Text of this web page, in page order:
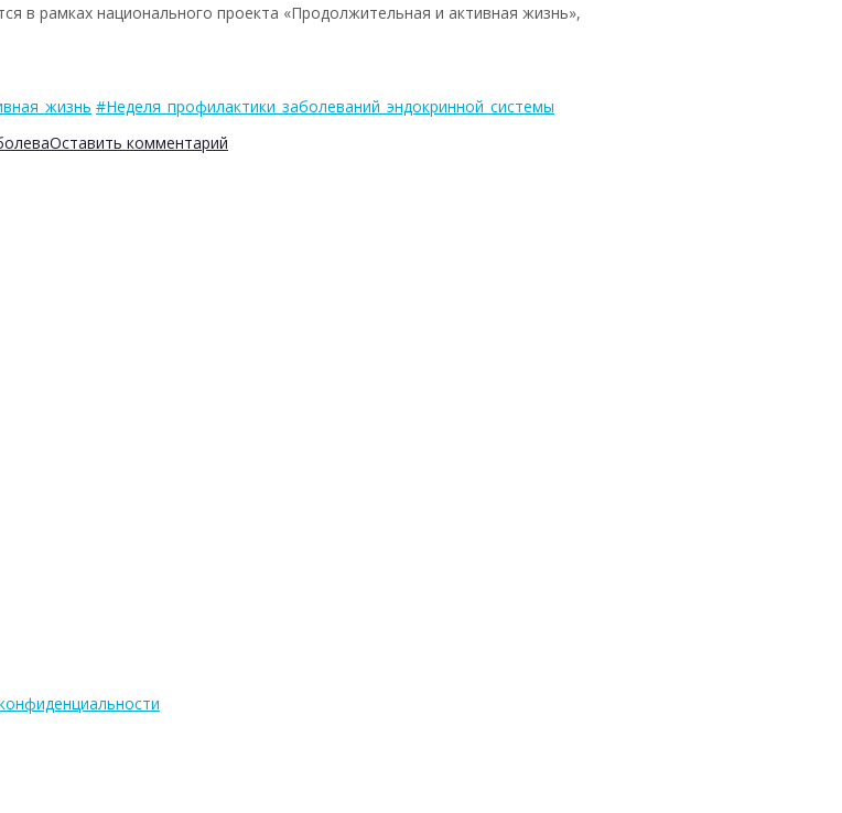
в рамках национального проекта «Продолжительная и активная жизнь»,
#Неделя_профилактики_заболеваний_эндокринной_системы
Оставить комментарий